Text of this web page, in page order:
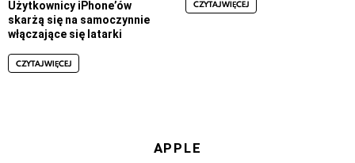
Użytkownicy iPhone’ów
skarżą się na samoczynnie
włączające się latarki
CZYTAJ WIĘCEJ
CZYTAJ WIĘCEJ
APPLE